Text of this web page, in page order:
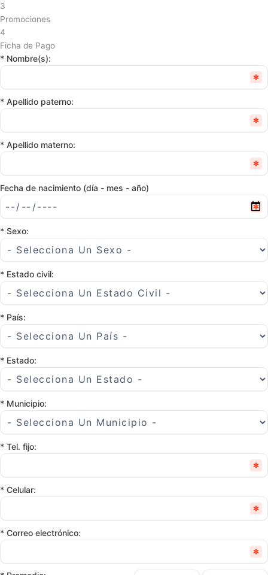
3
Promociones
4
Ficha de Pago
* Nombre(s):
* Apellido paterno:
* Apellido materno:
Fecha de nacimiento (día - mes - año)
* Sexo:
* Estado civil:
* País:
* Estado:
* Municipio:
* Tel. fijo:
* Celular:
* Correo electrónico: